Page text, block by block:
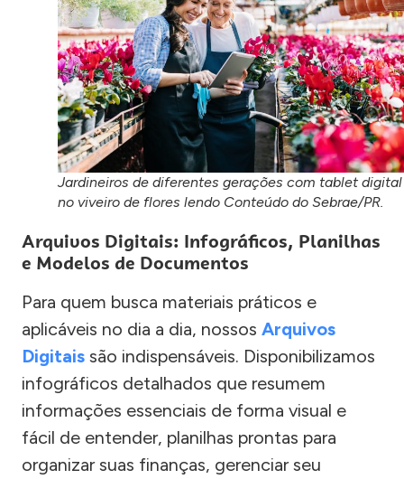
Jardineiros de diferentes gerações com tablet digital
no viveiro de flores lendo Conteúdo do Sebrae/PR.
Arquivos Digitais: Infográficos, Planilhas
e Modelos de Documentos
Para quem busca materiais práticos e
aplicáveis no dia a dia, nossos Arquivos
Digitais são indispensáveis. Disponibilizamos
infográficos detalhados que resumem
informações essenciais de forma visual e
fácil de entender, planilhas prontas para
organizar suas finanças, gerenciar seu